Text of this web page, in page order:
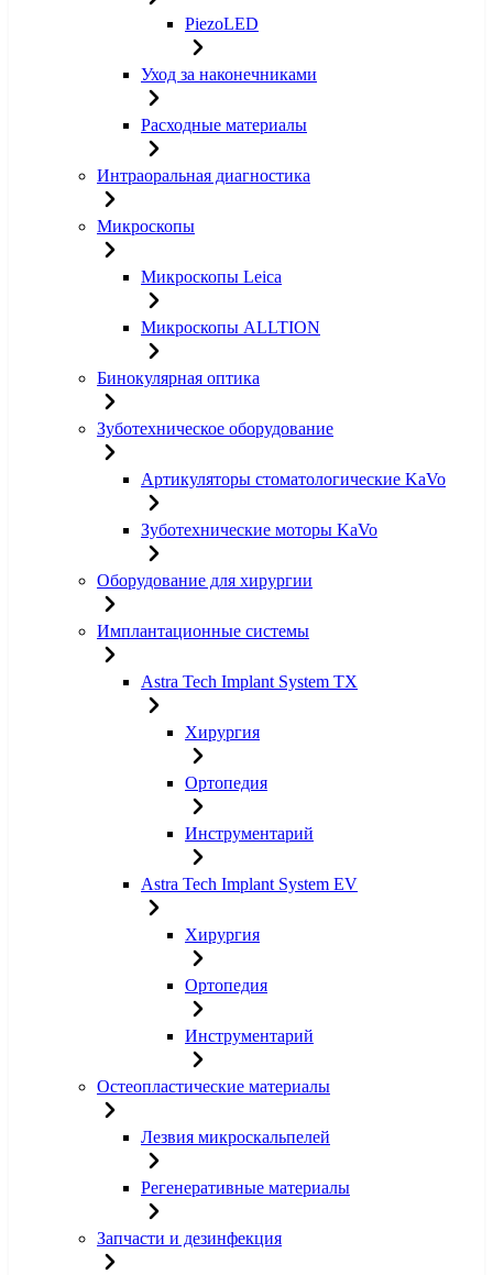
PiezoLED
Уход за наконечниками
Расходные материалы
Интраоральная диагностика
Микроскопы
Микроскопы Leica
Микроскопы ALLTION
Бинокулярная оптика
Зуботехническое оборудование
Артикуляторы стоматологические KaVo
Зуботехнические моторы KaVo
Оборудование для хирургии
Имплантационные системы
Astra Tech Implant System TX
Хирургия
Ортопедия
Инструментарий
Astra Tech Implant System EV
Хирургия
Ортопедия
Инструментарий
Остеопластические материалы
Лезвия микроскальпелей
Регенеративные материалы
Запчасти и дезинфекция